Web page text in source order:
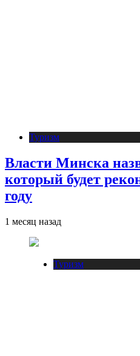
Туризм
Власти Минска
который будет
году
1 месяц назад
Туризм